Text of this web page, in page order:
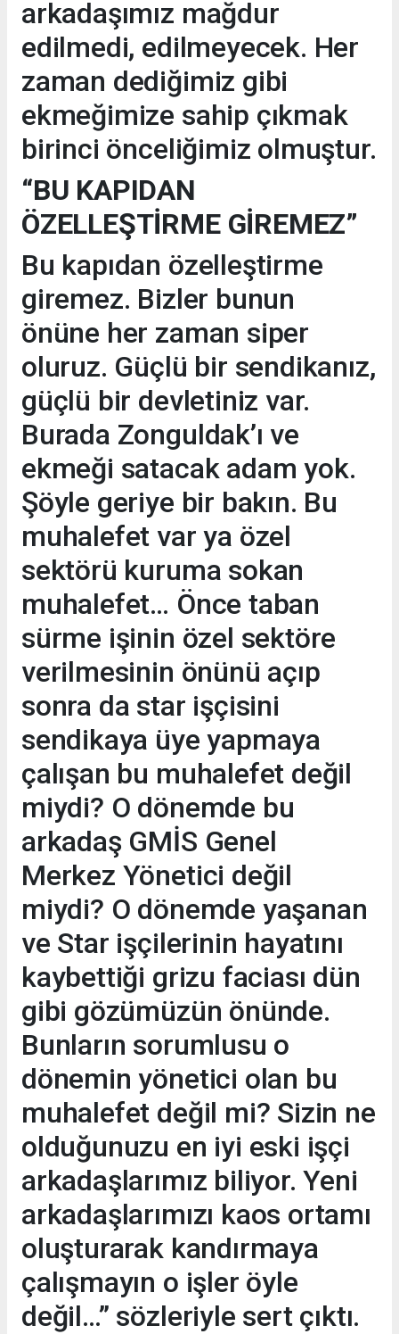
arkadaşımız mağdur
edilmedi, edilmeyecek. Her
zaman dediğimiz gibi
ekmeğimize sahip çıkmak
birinci önceliğimiz olmuştur.
“BU KAPIDAN
ÖZELLEŞTİRME GİREMEZ”
Bu kapıdan özelleştirme
giremez. Bizler bunun
önüne her zaman siper
oluruz. Güçlü bir sendikanız,
güçlü bir devletiniz var.
Burada Zonguldak’ı ve
ekmeği satacak adam yok.
Şöyle geriye bir bakın. Bu
muhalefet var ya özel
sektörü kuruma sokan
muhalefet… Önce taban
sürme işinin özel sektöre
verilmesinin önünü açıp
sonra da star işçisini
sendikaya üye yapmaya
çalışan bu muhalefet değil
miydi? O dönemde bu
arkadaş GMİS Genel
Merkez Yönetici değil
miydi? O dönemde yaşanan
ve Star işçilerinin hayatını
kaybettiği grizu faciası dün
gibi gözümüzün önünde.
Bunların sorumlusu o
dönemin yönetici olan bu
muhalefet değil mi? Sizin ne
olduğunuzu en iyi eski işçi
arkadaşlarımız biliyor. Yeni
arkadaşlarımızı kaos ortamı
oluşturarak kandırmaya
çalışmayın o işler öyle
değil…” sözleriyle sert çıktı.